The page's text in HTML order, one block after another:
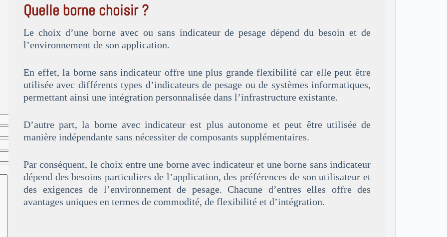
Quelle borne choisir ?
Le choix d’une borne avec ou sans indicateur de pesage dépend du besoin et de
l’environnement de son application.
En effet, la borne sans indicateur offre une plus grande flexibilité car elle peut être
utilisée avec différents types d’indicateurs de pesage ou de systèmes informatiques,
permettant ainsi une intégration personnalisée dans l’infrastructure existante.
D’autre part, la borne avec indicateur est plus autonome et peut être utilisée de
manière indépendante sans nécessiter de composants supplémentaires.
Par conséquent, le choix entre une borne avec indicateur et une borne sans indicateur
dépend des besoins particuliers de l’application, des préférences de son utilisateur et
des exigences de l’environnement de pesage. Chacune d’entres elles offre des
avantages uniques en termes de commodité, de flexibilité et d’intégration.